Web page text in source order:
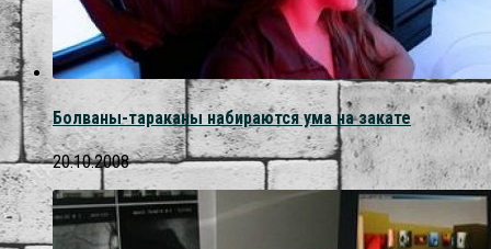
Болваны-тараканы набираются ума на закате
20.10.2008